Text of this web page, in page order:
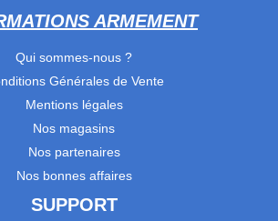
ARMEMENT
Qui sommes-nous ?
Générales de Vente
Mentions légales
Nos magasins
Nos partenaires
Nos bonnes affaires
SUPPORT